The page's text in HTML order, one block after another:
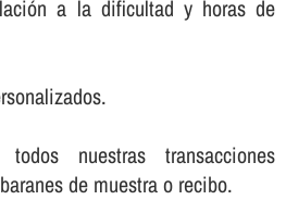
a la dificultad y horas de
nuestras transacciones
de muestra o recibo.